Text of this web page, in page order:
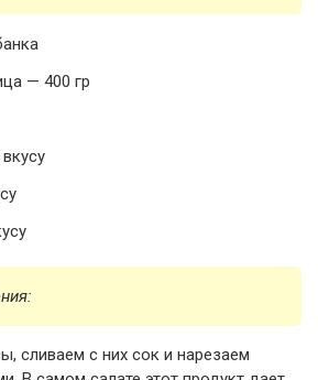
— 400 гр
сливаем с них сок и нарезаем